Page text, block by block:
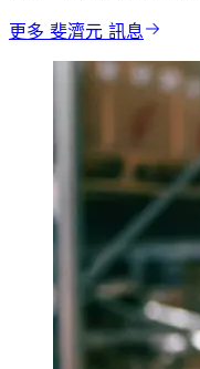
更多 斐濟元 訊息